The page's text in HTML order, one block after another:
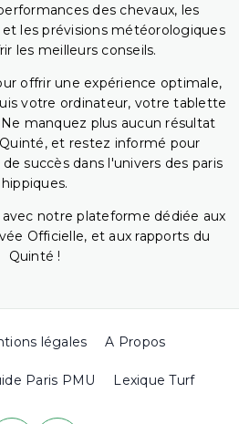
des chevaux, les
les prévisions météorologiques
les meilleurs conseils.
offrir une expérience optimale,
votre ordinateur, votre tablette
manquez plus aucun résultat
et restez informé pour
succès dans l'univers des paris
hippiques.
notre plateforme dédiée aux
Officielle, et aux rapports du
Quinté !
légales A Propos
Paris PMU Lexique Turf